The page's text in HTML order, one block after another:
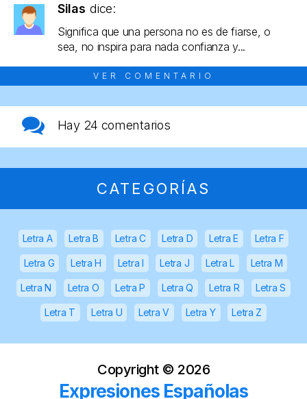
Silas dice:
Significa que una persona no es de fiarse, o
sea, no inspira para nada confianza y...
VER COMENTARIO
Hay 24 comentarios
CATEGORÍAS
Letra A Letra B Letra C Letra D Letra E Letra F
Letra G Letra H Letra I Letra J Letra L Letra M
Letra N Letra O Letra P Letra Q Letra R Letra S
Letra T Letra U Letra V Letra Y Letra Z
Copyright © 2026
Expresiones Españolas